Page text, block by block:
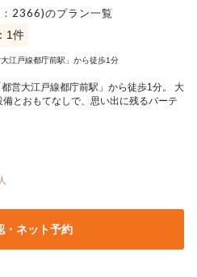
2366)のプラン一覧
1件
江戸線都庁前駅」から徒歩1分
営大江戸線都庁前駅」から徒歩1分。 大
とおもてなしで、思い出に残るパーテ
・ネット予約